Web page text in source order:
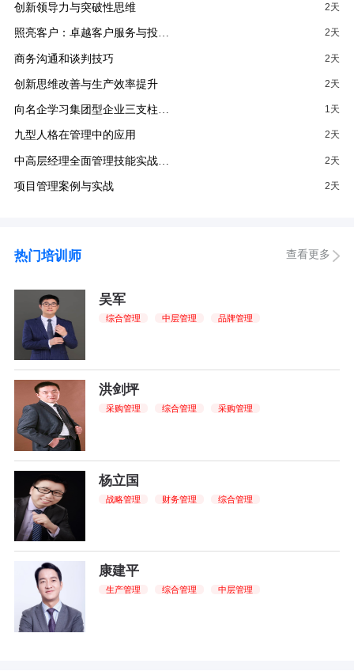
创新领导力与突破性思维 2天
照亮客户：卓越客户服务与投… 2天
商务沟通和谈判技巧 2天
创新思维改善与生产效率提升 2天
向名企学习集团型企业三支柱… 1天
九型人格在管理中的应用 2天
中高层经理全面管理技能实战… 2天
项目管理案例与实战 2天
热门培训师 查看更多
吴军
综合管理 中层管理 品牌管理
洪剑坪
采购管理 综合管理 采购管理
杨立国
战略管理 财务管理 综合管理
康建平
生产管理 综合管理 中层管理